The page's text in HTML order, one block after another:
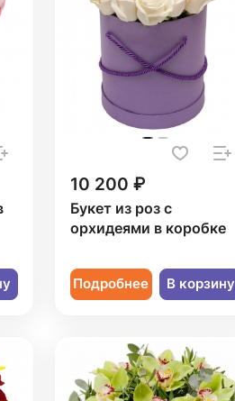
10 200 ₽
Букет из роз с
орхидеями в коробке
Подробнее В корзину